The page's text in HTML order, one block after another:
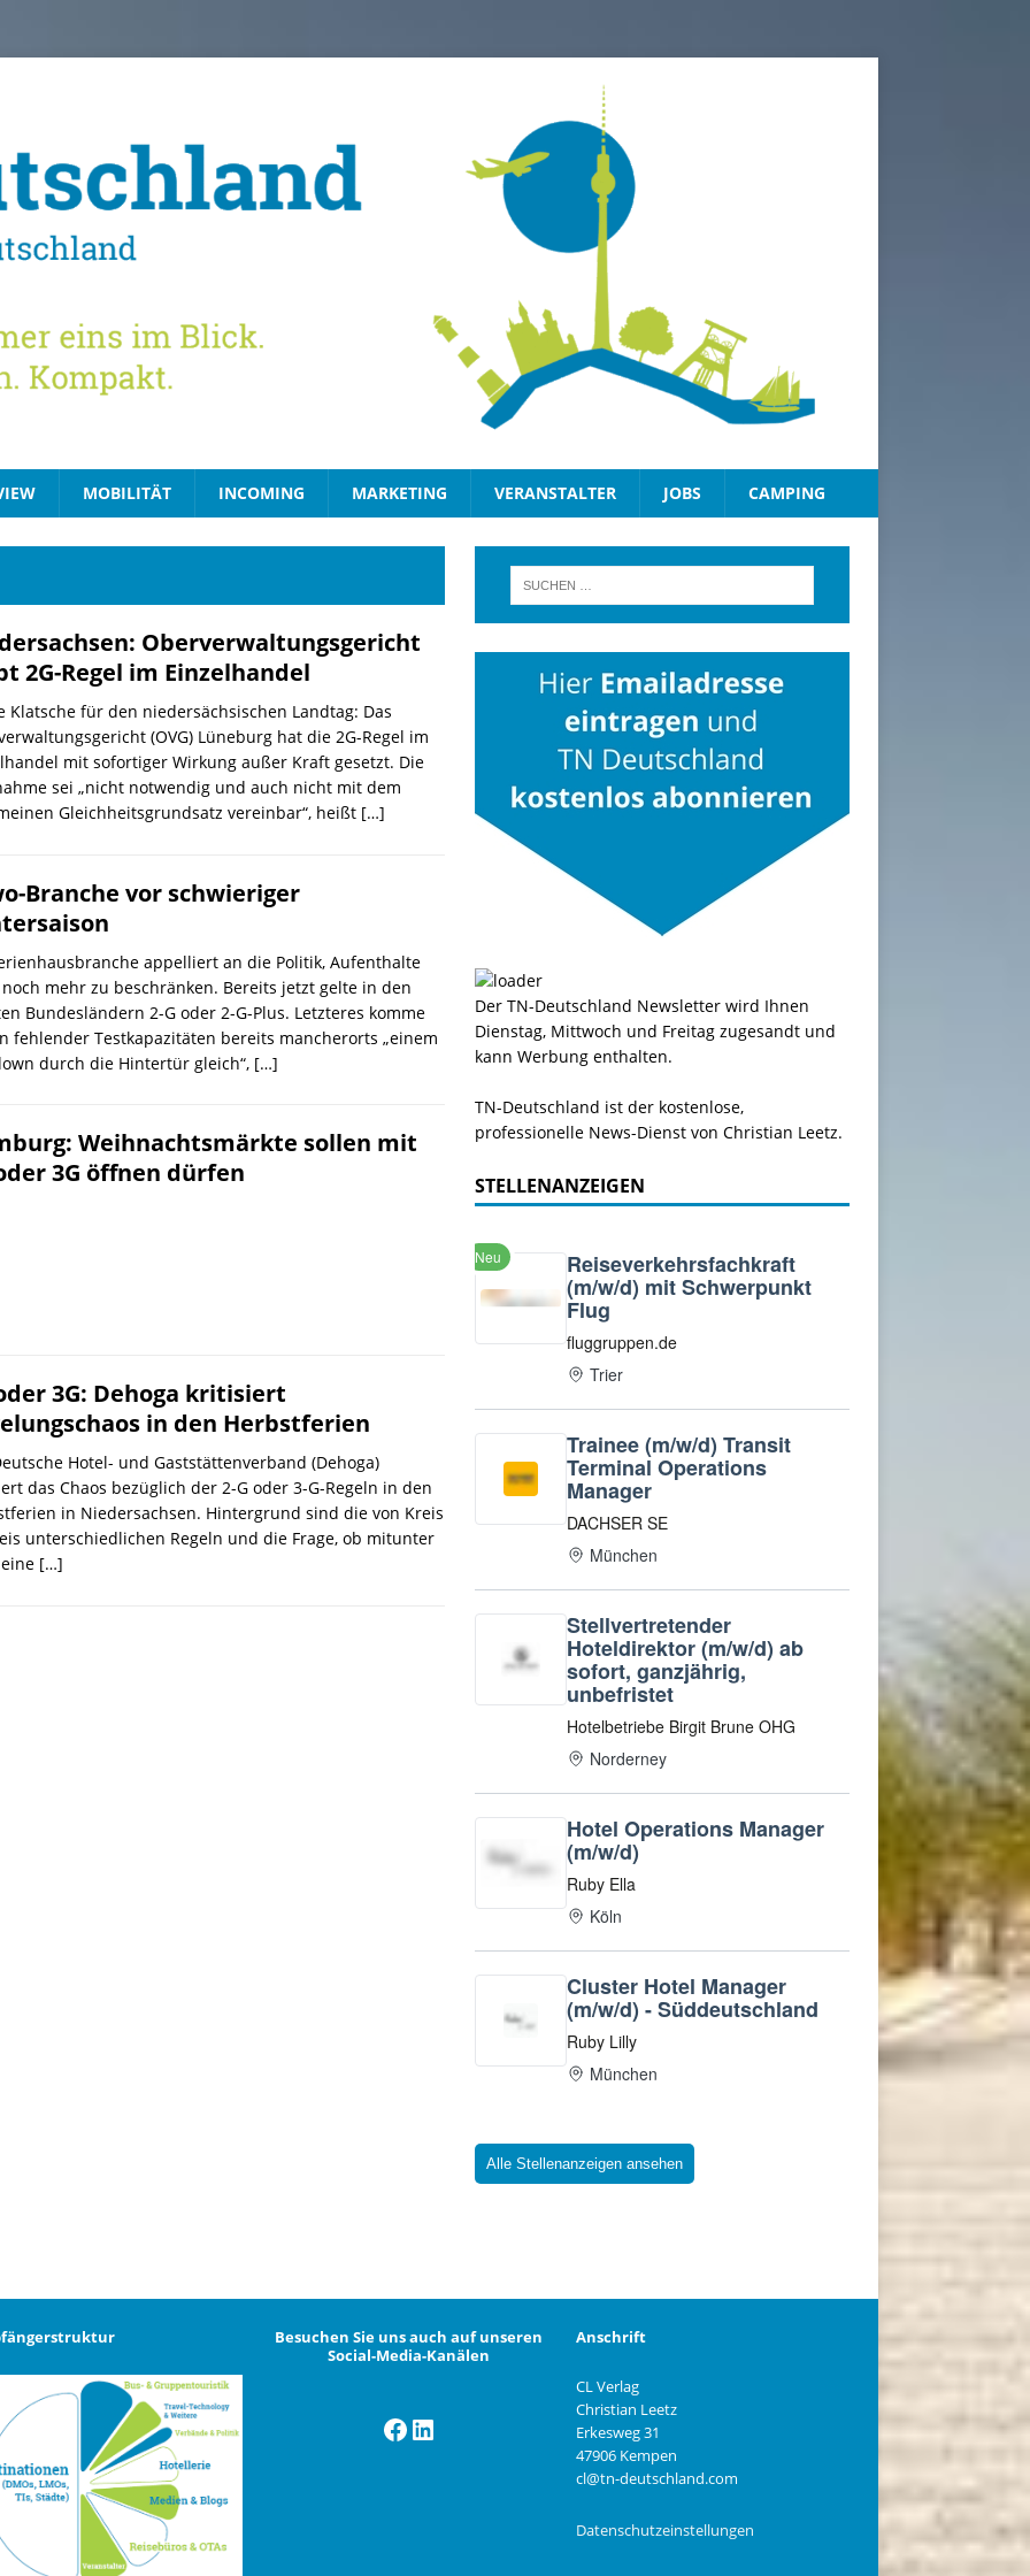
MOBILITÄT INCOMING MARKETING VERANSTALTER JOBS CAMPING
Oberverwaltungsgericht
2G-Regel im Einzelhandel
Klatsche für den niedersächsischen Landtag: Das
(OVG) Lüneburg hat die 2G-Regel im
mit sofortiger Wirkung außer Kraft gesetzt. Die
sei „nicht notwendig und auch nicht mit dem
Gleichheitsgrundsatz vereinbar“, heißt […]
Branche vor schwieriger
appelliert an die Politik, Aufenthalte
mehr zu beschränken. Bereits jetzt gelte in den
Bundesländern 2-G oder 2-G-Plus. Letzteres komme
fehlender Testkapazitäten bereits mancherorts „einem
durch die Hintertür gleich“, […]
Weihnachtsmärkte sollen mit
3G öffnen dürfen
3G: Dehoga kritisiert
in den Herbstferien
Hotel- und Gaststättenverband (Dehoga)
das Chaos bezüglich der 2-G oder 3-G-Regeln in den
in Niedersachsen. Hintergrund sind die von Kreis
unterschiedlichen Regeln und die Frage, ob mitunter
[…]
Der TN-Deutschland Newsletter wird Ihnen
Dienstag, Mittwoch und Freitag zugesandt und
kann Werbung enthalten.
TN-Deutschland ist der kostenlose,
professionelle News-Dienst von Christian Leetz.
STELLENANZEIGEN
Alle Stellenanzeigen ansehen
Besuchen Sie uns auch auf unseren
Social-Media-Kanälen
Facebook
LinkedIn
Anschrift
CL Verlag
Christian Leetz
Erkesweg 31
47906 Kempen
cl@tn-deutschland.com
Datenschutzeinstellungen